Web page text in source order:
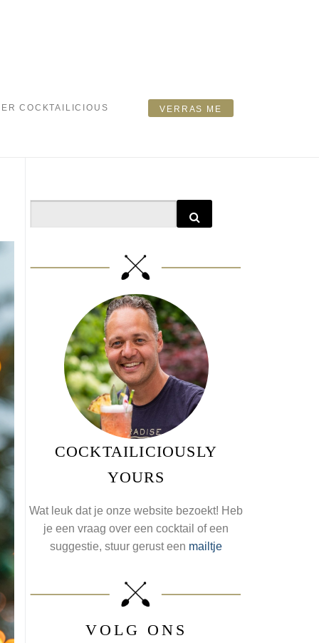
COCKTAILICIOUS VERRAS ME
COCKTAILICIOUSLY
YOURS
Wat leuk dat je onze website bezoekt! Heb
je een vraag over een cocktail of een
suggestie, stuur gerust een mailtje
VOLG ONS